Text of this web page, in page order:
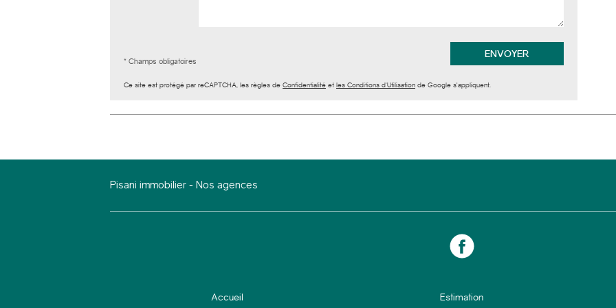
* Champs obligatoires
Ce site est protégé par reCAPTCHA, les règles de Confidentialité et les Conditions d'Utilisation de Google s'appliquent.
Pisani immobilier - Nos agences
Accueil Estimation